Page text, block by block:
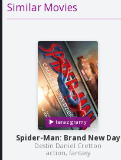
Similar Movies
Spider-Man: Brand New Day
Destin Daniel Cretton
action, fantasy